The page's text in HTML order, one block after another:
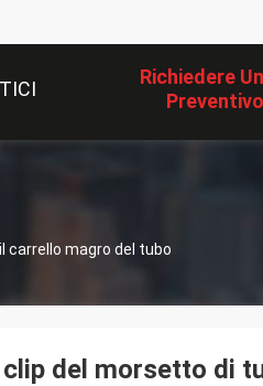
Richiedere Un
Preventivo
carrello magro del tubo
del morsetto di